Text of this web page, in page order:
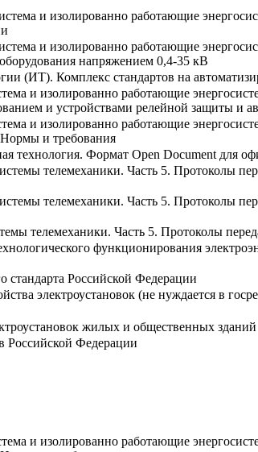
и изолированно работающие
и изолированно работающие
напряжением 0,4-35 кВ
(ИТ). Комплекс стандартов на
и изолированно работающие
и устройствами релейной защиты и
и изолированно работающие
Нормы и требования
технология. Формат Open Document для
телемеханики. Часть 5. Протоколы
телемеханики. Часть 5. Протоколы
телемеханики. Часть 5. Протоколы
функционирования
стандарта Российской Федерации
электроустановок (не нуждается в
жилых и общественных зданий
Российской Федерации
и изолированно работающие